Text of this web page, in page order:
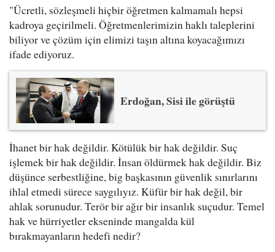
"Ücretli, sözleşmeli hiçbir öğretmen kalmamalı hepsi
kadroya geçirilmeli. Öğretmenlerimizin haklı taleplerini
biliyor ve çözüm için elimizi taşın altına koyacağımızı
ifade ediyoruz.
Erdoğan, Sisi ile görüştü
İhanet bir hak değildir. Kötülük bir hak değildir. Suç
işlemek bir hak değildir. İnsan öldürmek hak değildir. Biz
düşünce serbestliğine, big başkasının güvenlik sınırlarını
ihlal etmedi sürece saygılıyız. Küfür bir hak değil, bir
ahlak sorunudur. Terör bir ağır bir insanlık suçudur. Temel
hak ve hürriyetler ekseninde mangalda kül
bırakmayanların hedefi nedir?